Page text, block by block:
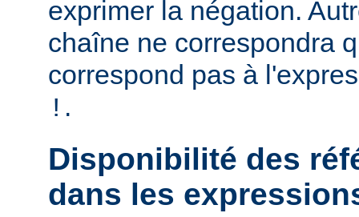
exprimer la négation.
chaîne ne correspondra
correspond pas à
! .
Disponibilité des
dans les